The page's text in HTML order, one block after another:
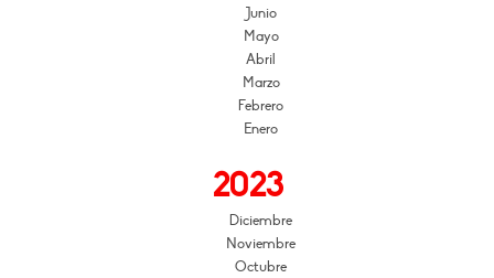
Junio
Mayo
Abril
Marzo
Febrero
Enero
2023
Diciembre
Noviembre
Octubre